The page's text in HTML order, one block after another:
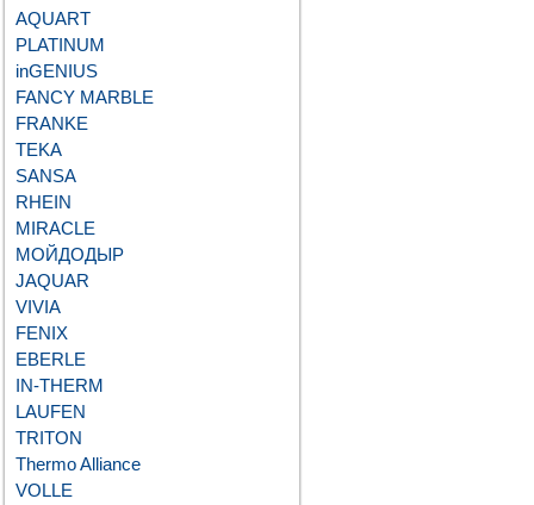
AQUART
PLATINUM
inGENIUS
FANCY MARBLE
FRANKE
TEKA
SANSA
RHEIN
MIRACLE
МОЙДОДЫР
JAQUAR
VIVIA
FENIX
EBERLE
IN-THERM
LAUFEN
TRITON
Thermo Alliance
VOLLE